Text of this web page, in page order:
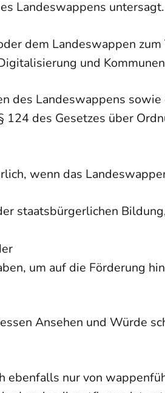
Landeswappens untersagt.
dem Landeswappen
und
des Landeswappens
des Gesetzes über
wenn das
staatsbürgerlichen
um auf die Förderung
Ansehen und Würde
nur von